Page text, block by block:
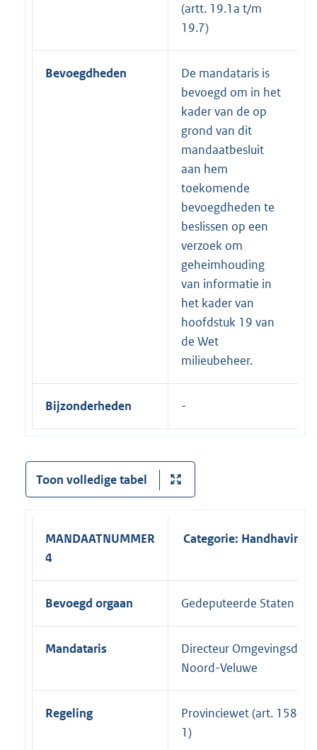
(artt. 19.1a t/m
19.7)
Bevoegdheden
De mandataris is
bevoegd om in het
kader van de op
grond van dit
mandaatbesluit
aan hem
toekomende
bevoegdheden te
beslissen op een
verzoek om
geheimhouding
van informatie in
het kader van
hoofdstuk 19 van
de Wet
milieubeheer.
Bijzonderheden -
Toon volledige tabel
MANDAATNUMMER
4
Categorie: Handhaving
Bevoegd orgaan Gedeputeerde Staten
Mandataris
Directeur
Noord-Veluwe
Regeling
Provinciewet (art. 158, lid
1)